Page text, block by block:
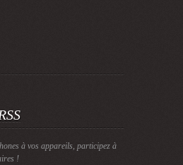
à vos appareils, participez à
!